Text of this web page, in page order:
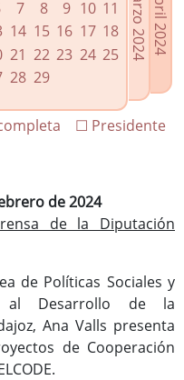
7 8 9 10 11
14 15 16 17 18
21 22 23 24 25
28 29
Abril 2024
Marzo 2024
☐ Presidente
de 2024
de la Diputación
de Políticas Sociales y
al Desarrollo de la
Ana Valls presenta
de Cooperación